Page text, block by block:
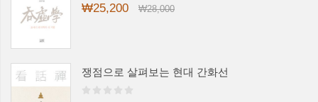
₩25,200 ₩28,000
쟁점으로 살펴보는 현대 간화선